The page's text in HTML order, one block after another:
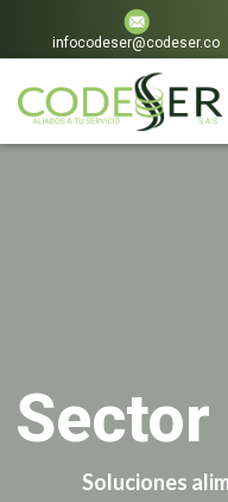
infocodeser@codeser.co
Sector
Soluciones